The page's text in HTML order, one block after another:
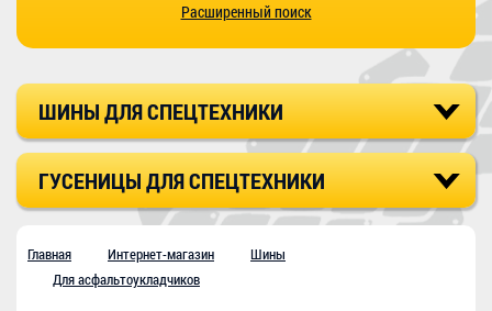
ШИНЫ ДЛЯ СПЕЦТЕХНИКИ
ГУСЕНИЦЫ ДЛЯ СПЕЦТЕХНИКИ
Расширенный поиск
Главная Интернет-магазин
Шины
Для асфальтоукладчиков